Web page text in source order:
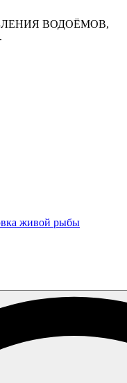
ВОДОЁМОВ,
живой рыбы